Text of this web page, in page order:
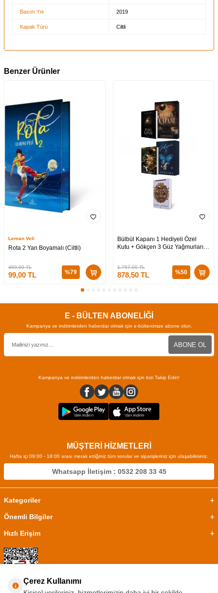
Basım Yılı 2019
Kapak Türü Ciltli
Benzer Ürünler
Leman Veli
Rota 2 Yan Boyamalı (Ciltli)
469,00TL
99,00 TL %79
Bülbül Kapanı 1 Hediyeli Özel
Kutu + Gökçen 3 Güz Yağmurları
1.757,00TL
878,50TL %50
E - BÜLTEN ABONELİĞİ
Kampanya ve indirimlerden haberdar olmak için e-bültenimize abone olun.
ABONE OL
Kampanya ve indirimlerden haberdar olmak için bizi Takip Edin!
MÜŞTERİ HİZMETLERİ
Hafta içi 09:00 - 18:00 arası merak ettiğiniz tüm sorular ve siparişleriniz için ulaşabilirsiniz.
Whatsapp İletişim : 0532 208 33 45
Kategoriler
Önemli Bilgiler
Hızlı Erişim
Çerez Kullanımı